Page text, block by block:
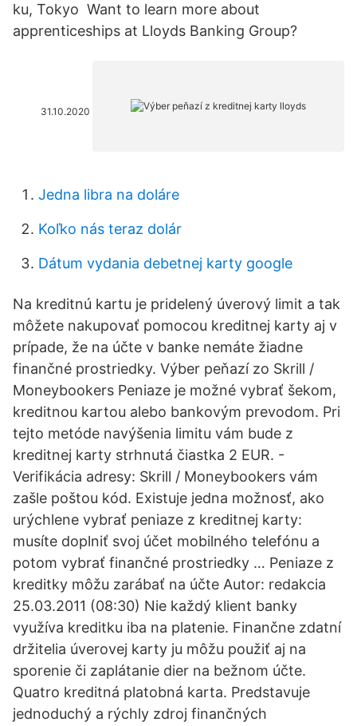
ku, Tokyo Want to learn more about
apprenticeships at Lloyds Banking Group?
31.10.2020
Jedna libra na doláre
Koľko nás teraz dolár
Dátum vydania debetnej karty google
Na kreditnú kartu je pridelený úverový limit a tak
môžete nakupovať pomocou kreditnej karty aj v
prípade, že na účte v banke nemáte žiadne
finančné prostriedky. Výber peňazí zo Skrill /
Moneybookers Peniaze je možné vybrať šekom,
kreditnou kartou alebo bankovým prevodom. Pri
tejto metóde navýšenia limitu vám bude z
kreditnej karty strhnutá čiastka 2 EUR. -
Verifikácia adresy: Skrill / Moneybookers vám
zašle poštou kód. Existuje jedna možnosť, ako
urýchlene vybrať peniaze z kreditnej karty:
musíte doplniť svoj účet mobilného telefónu a
potom vybrať finančné prostriedky … Peniaze z
kreditky môžu zarábať na účte Autor: redakcia
25.03.2011 (08:30) Nie každý klient banky
využíva kreditku iba na platenie. Finančne zdatní
držitelia úverovej karty ju môžu použiť aj na
sporenie či zaplátanie dier na bežnom účte.
Quatro kreditná platobná karta. Predstavuje
jednoduchý a rýchly zdroj finančných